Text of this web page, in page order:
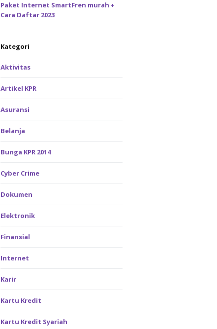
Paket Internet SmartFren murah +
Cara Daftar 2023
Kategori
Aktivitas
Artikel KPR
Asuransi
Belanja
Bunga KPR 2014
Cyber Crime
Dokumen
Elektronik
Finansial
Internet
Karir
Kartu Kredit
Kartu Kredit Syariah